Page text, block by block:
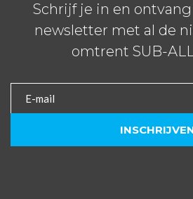
Schrijf je in en
newsletter met al de
omtrent SUB-